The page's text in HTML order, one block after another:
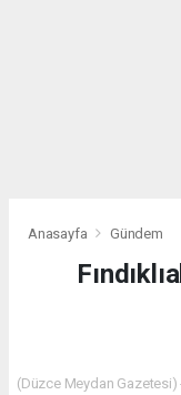
Anasayfa Gündem
(Düzce Meydan Gazetesi)